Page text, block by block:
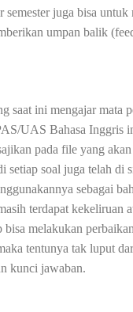
juga bisa
umpan balik
saat ini mengajar mata
UAS Bahasa Inggris
pada file yang
setiap soal juga telah
sebagai
terdapat kekeliruan
bisa melakukan
tentunya tak luput
kunci jawaban.